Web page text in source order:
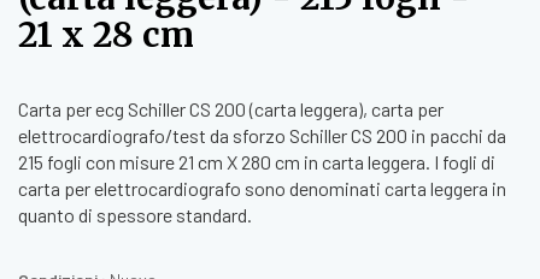
21 x 28 cm
Carta per ecg Schiller CS 200 (carta leggera), carta per
elettrocardiografo/test da sforzo Schiller CS 200 in pacchi da
215 fogli con misure 21 cm X 280 cm in carta leggera. I fogli di
carta per elettrocardiografo sono denominati carta leggera in
quanto di spessore standard.